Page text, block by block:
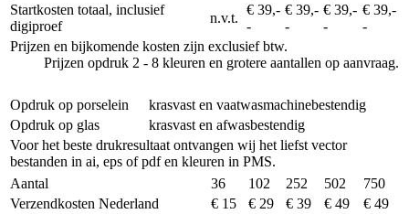
Startkosten totaal, inclusief
digiproef
n.v.t.
€ 39,-
-
€ 39,-
-
€ 39,-
-
€ 39,-
-
Prijzen en bijkomende kosten zijn exclusief btw.
Prijzen opdruk 2 - 8 kleuren en grotere aantallen op aanvraag.
Opdruk op porselein
krasvast en vaatwasmachinebestendig
Opdruk op glas
krasvast en afwasbestendig
Voor het beste drukresultaat ontvangen wij het liefst vector
bestanden in ai, eps of pdf en kleuren in PMS.
Aantal
36 102 252 502
750
Verzendkosten Nederland
€ 15 € 29 € 39 € 49
€ 49